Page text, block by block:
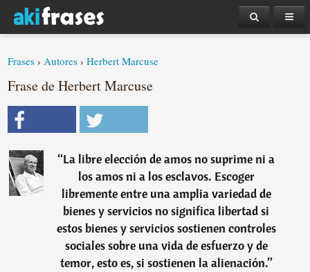
Frases ›Autores ›Herbert Marcuse
Frase de Herbert Marcuse
“La libre elección de amos no suprime ni a
los amos ni a los esclavos. Escoger
libremente entre una amplia variedad de
bienes y servicios no significa libertad si
estos bienes y servicios sostienen controles
sociales sobre una vida de esfuerzo y de
temor, esto es, si sostienen la alienación.”